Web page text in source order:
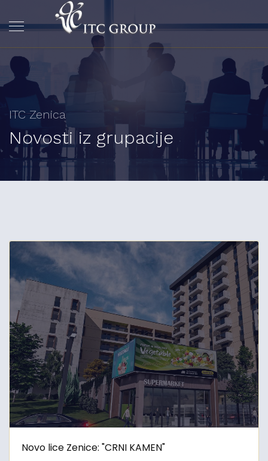
ITC Zenica
Novosti iz grupacije
Novo lice Zenice: "CRNI KAMEN"